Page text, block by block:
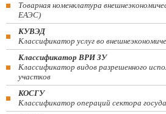
Товарная номенклатура
ЕАЭС)
КУВЭД
Классификатор услуг во
Классификатор ВРИ ЗУ
Классификатор видов разрешенного
участков
КОСГУ
Классификатор операций сектора